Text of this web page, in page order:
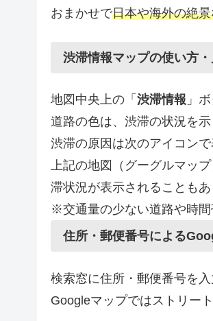
おまかせで日本や海外の絶
渋滞情報マップの使い方
地図中央上の「 渋滞情報 」
道路の色は、渋滞の状況を示
渋滞の原因は次のアイコン
上記の地図（グーグルマッ
滞状況が表示されることもあ
※交通量の少ない道路や時
住所・郵便番号による
検索窓に住所・郵便番号を
Googleマップではストリー